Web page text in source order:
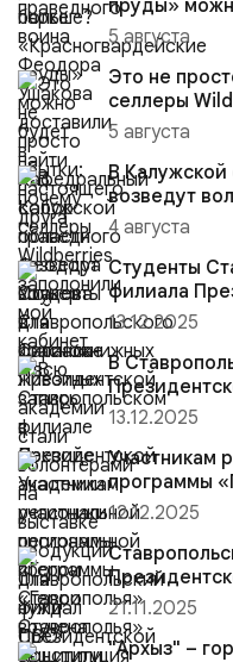
пруды»
настоящего
5 августа
Это не
селлеры
заполонили
5 августа
В Калужской
возведут
4 августа
Студенты
филиала
академии
13.12.2025
В
участники
13.12.2025
Участникам
программы
Конституция
12.12.2025
определил
турнира ...
21.11.2025
"Архыз" –